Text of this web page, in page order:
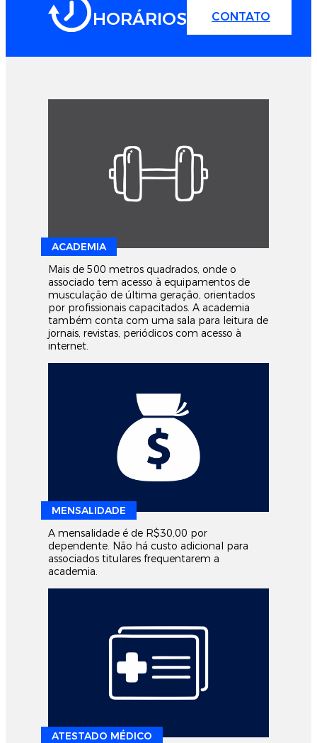
HORÁRIOS CONTATO
ACADEMIA
Mais de 500 metros quadrados, onde o
associado tem acesso à equipamentos de
musculação de última geração, orientados
por profissionais capacitados. A academia
também conta com uma sala para leitura de
jornais, revistas, periódicos com acesso à
internet.
MENSALIDADE
A mensalidade é de R$30,00 por
dependente. Não há custo adicional para
associados titulares frequentarem a
academia.
ATESTADO MÉDICO